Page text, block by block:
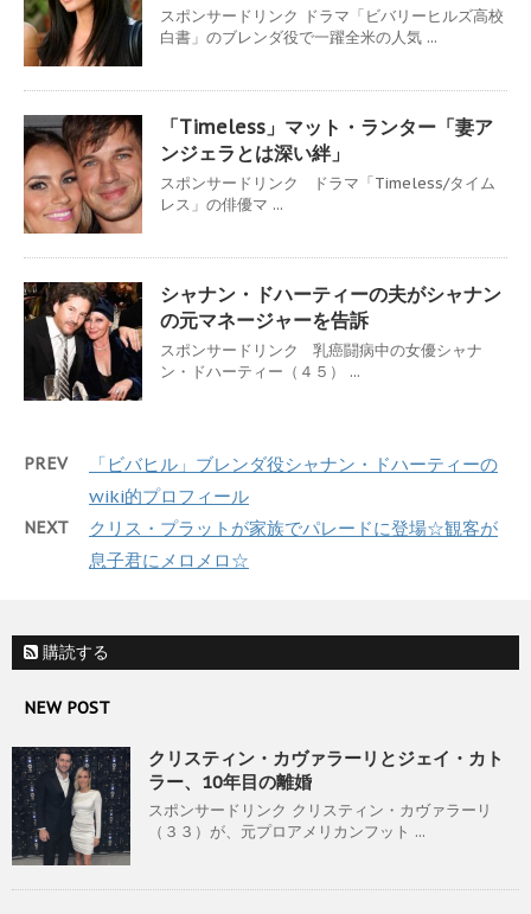
スポンサードリンク ドラマ「ビバリーヒルズ高校
白書」のブレンダ役で一躍全米の人気 ...
「Timeless」マット・ランター「妻ア
ンジェラとは深い絆」
スポンサードリンク ドラマ「Timeless/タイム
レス」の俳優マ ...
シャナン・ドハーティーの夫がシャナン
の元マネージャーを告訴
スポンサードリンク 乳癌闘病中の女優シャナ
ン・ドハーティー（４５） ...
PREV
「ビバヒル」ブレンダ役シャナン・ドハーティーの
wiki的プロフィール
NEXT
クリス・プラットが家族でパレードに登場☆観客が
息子君にメロメロ☆
購読する
NEW POST
クリスティン・カヴァラーリとジェイ・カト
ラー、10年目の離婚
スポンサードリンク クリスティン・カヴァラーリ
（３３）が、元プロアメリカンフット ...